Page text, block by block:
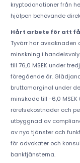
kryptodonationer från
hjälpen behövande
Hårt arbete för att
Tyvärr har avsaknaden
minskning i
till 76,0 MSEK under
föregående år.
bruttomarginal under
minskade till -6,0
rörelsekostnader och
utbyggnad av
av nya tjänster och
för advokater och
banktjänsterna.